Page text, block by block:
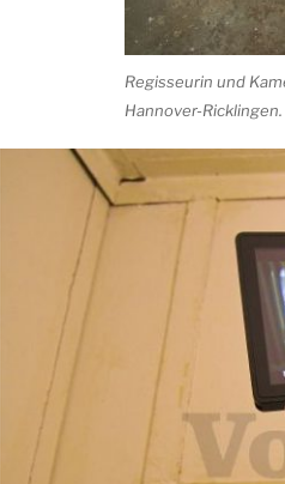
Regisseurin und
Hannover-Ricklingen.